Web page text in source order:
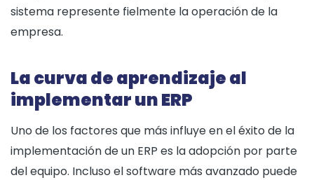
sistema represente fielmente la operación de la
empresa.
La curva de aprendizaje al
implementar un ERP
Uno de los factores que más influye en el éxito de la
implementación de un ERP es la adopción por parte
del equipo. Incluso el software más avanzado puede